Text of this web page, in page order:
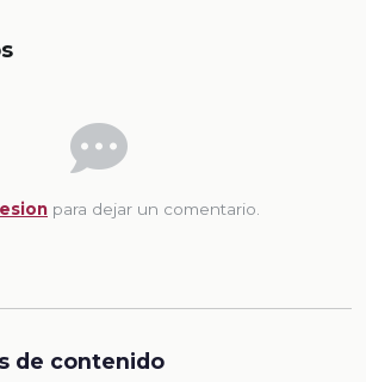
para dejar un comentario.
de contenido